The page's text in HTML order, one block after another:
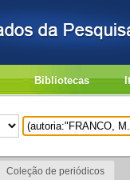
Bibliotecas
Coleção de periódicos